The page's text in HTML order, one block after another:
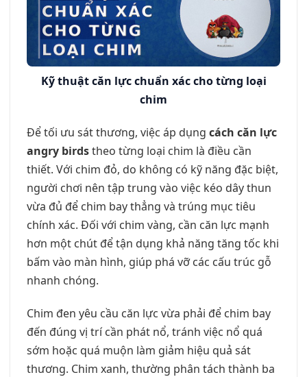
Kỹ thuật căn lực chuẩn xác cho từng loại
chim
Để tối ưu sát thương, việc áp dụng cách căn lực
angry birdstheo từng loại chim là điều cần
thiết. Với chim đỏ, do không có kỹ năng đặc biệt,
người chơi nên tập trung vào việc kéo dây thun
vừa đủ để chim bay thẳng và trúng mục tiêu
chính xác. Đối với chim vàng, cần căn lực mạnh
hơn một chút để tận dụng khả năng tăng tốc khi
bấm vào màn hình, giúp phá vỡ các cấu trúc gỗ
nhanh chóng.
Chim đen yêu cầu căn lực vừa phải để chim bay
đến đúng vị trí cần phát nổ, tránh việc nổ quá
sớm hoặc quá muộn làm giảm hiệu quả sát
thương. Chim xanh, thường phân tách thành ba